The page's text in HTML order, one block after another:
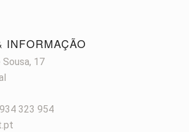
INFORMAÇÃO
17
323 954